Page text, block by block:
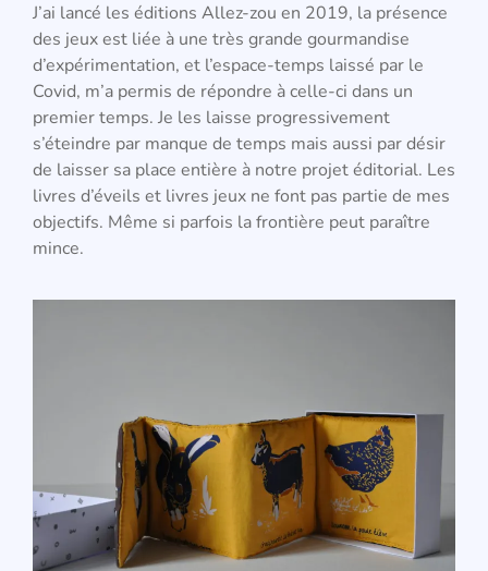
J’ai lancé les éditions Allez-zou en 2019, la présence
des jeux est liée à une très grande gourmandise
d’expérimentation, et l’espace-temps laissé par le
Covid, m’a permis de répondre à celle-ci dans un
premier temps. Je les laisse progressivement
s’éteindre par manque de temps mais aussi par désir
de laisser sa place entière à notre projet éditorial. Les
livres d’éveils et livres jeux ne font pas partie de mes
objectifs. Même si parfois la frontière peut paraître
mince.